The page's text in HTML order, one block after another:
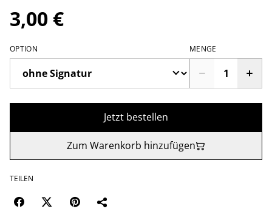
3,00 €
OPTION MENGE
Jetzt bestellen
Zum Warenkorb hinzufügen
TEILEN